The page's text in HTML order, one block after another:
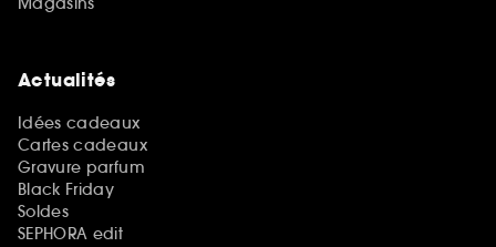
Actualités
Idées cadeaux
Cartes cadeaux
Gravure parfum
Black Friday
Soldes
SEPHORA edit